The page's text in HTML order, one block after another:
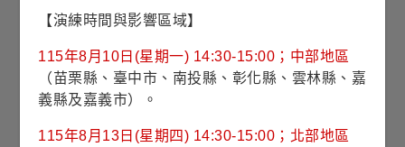
台灣企銀 台中商銀
瑞興銀行 華泰銀行 新光銀行
陽信銀行 板信銀行
聯邦銀行 遠東銀行 永豐銀行
【演練時間與影響區域】
115年8月10日(星期一) 14:30-15:00；中部地區
（苗栗縣、臺中市、南投縣、彰化縣、雲林縣、嘉
義縣及嘉義市）。
115年8月13日(星期四) 14:30-15:00；北部地區